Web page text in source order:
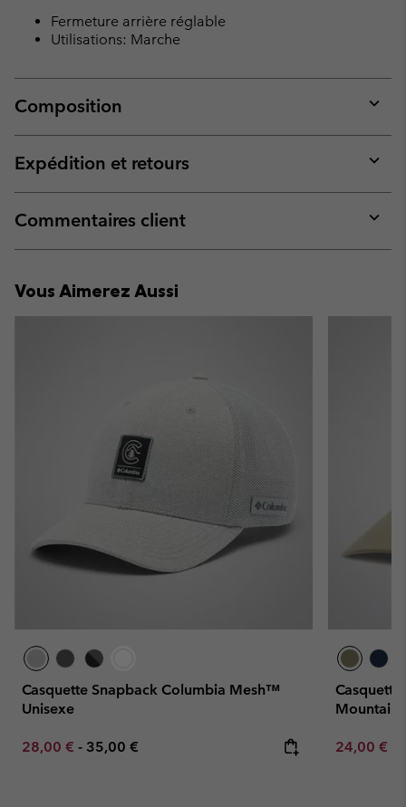
Fermeture arrière réglable
Utilisations: Marche
Composition
or
Expédition et retours
or
Commentaires client
or
Vous Aimerez Aussi
Casquette Snapback Columbia Mesh™
Unisexe
Minimum sale price:
28,00 € - Maximum price:
35,00 €
Casquette
Minimum
24,00 €